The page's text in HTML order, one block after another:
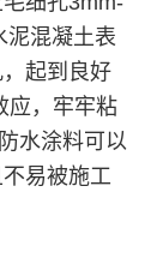
泥混凝土表
起到良好
应，牢牢粘
水涂料可以
易被施工